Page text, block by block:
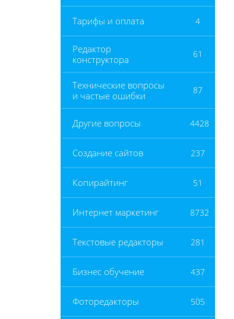
Тарифы и оплата 4
Редактор
конструктора
61
Технические вопросы
и частые ошибки
87
Другие вопросы 4428
Создание сайтов 237
Копирайтинг 51
Интернет маркетинг 8732
Текстовые редакторы 281
Бизнес обучение 437
Фоторедакторы 505